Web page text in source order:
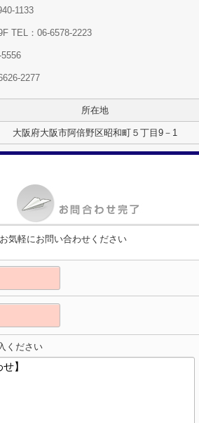
1133
TEL：06-6578-2223
2277
所在地
大阪府大阪市阿倍野区昭和町５丁目9－1
気軽にお問い合わせください
ください